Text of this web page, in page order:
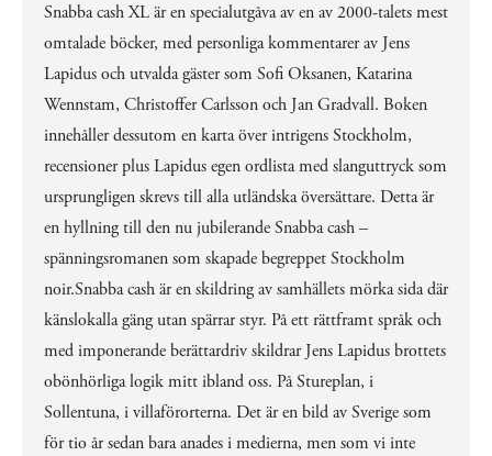
Snabba cash XL är en specialutgåva av en av 2000-talets mest
omtalade böcker, med personliga kommentarer av Jens
Lapidus och utvalda gäster som Sofi Oksanen, Katarina
Wennstam, Christoffer Carlsson och Jan Gradvall. Boken
innehåller dessutom en karta över intrigens Stockholm,
recensioner plus Lapidus egen ordlista med slanguttryck som
ursprungligen skrevs till alla utländska översättare. Detta är
en hyllning till den nu jubilerande Snabba cash –
spänningsromanen som skapade begreppet Stockholm
noir.Snabba cash är en skildring av samhällets mörka sida där
känslokalla gäng utan spärrar styr. På ett rättframt språk och
med imponerande berättardriv skildrar Jens Lapidus brottets
obönhörliga logik mitt ibland oss. På Stureplan, i
Sollentuna, i villaförorterna. Det är en bild av Sverige som
för tio år sedan bara anades i medierna, men som vi inte